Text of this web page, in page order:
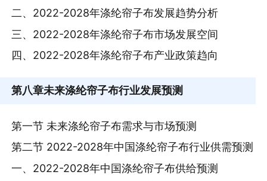
二、2022-2028年涤纶帘子布发展趋势分析
三、2022-2028年涤纶帘子布市场发展空间
四、2022-2028年涤纶帘子布产业政策趋向
第八章未来涤纶帘子布行业发展预测
第一节 未来涤纶帘子布需求与市场预测
第二节 2022-2028年中国涤纶帘子布行业供需预测
一、2022-2028年中国涤纶帘子布供给预测